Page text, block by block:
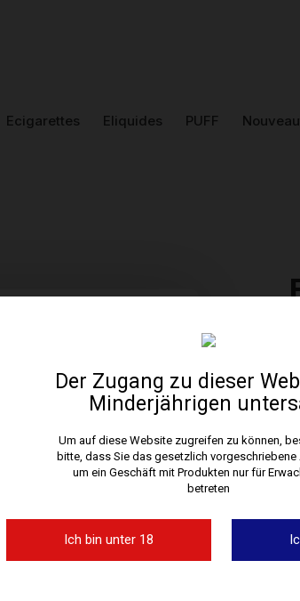
Der Zugang zu dieser
Minderjährigen
Um auf diese Website zugreifen zu können,
bitte, dass Sie das gesetzlich vorgeschriebene
um ein Geschäft mit Produkten nur für
betreten
Ich bin unter 18
Ecigarettes Eliquides PUFF